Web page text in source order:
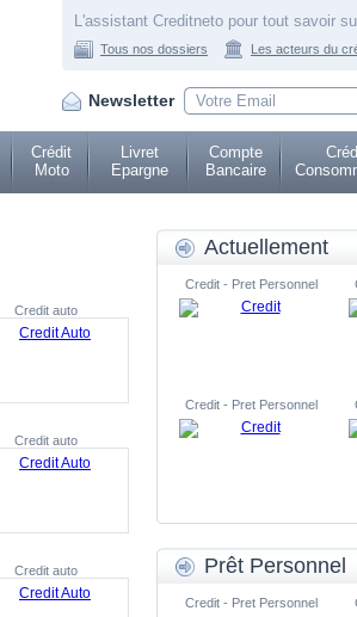
L'assistant Creditneto pour tout savoir
Tous nos dossiers Les acteurs du
Newsletter
Crédit
Moto
Livret
Epargne
Compte
Bancaire
Credit auto
Credit auto
Credit auto
Actuellement
Credit - Pret Personnel
Credit - Pret Personnel
Prêt Personnel
Credit - Pret Personnel